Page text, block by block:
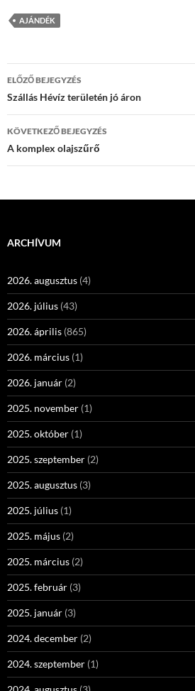
AJÁNDÉK
Bejegyzés
navigáció
ELŐZŐ BEJEGYZÉS
Szállás Hévíz területén jó áron
KÖVETKEZŐ BEJEGYZÉS
A komplex olajszűrő
ARCHÍVUM
2026. augusztus (4)
2026. július (43)
2026. április (865)
2026. március (1)
2026. január (2)
2025. november (1)
2025. október (1)
2025. szeptember (2)
2025. augusztus (3)
2025. július (1)
2025. május (2)
2025. március (2)
2025. február (3)
2025. január (3)
2024. december (2)
2024. szeptember (1)